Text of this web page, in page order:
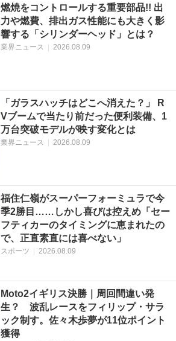
燃焼をコントロールする重要部品!! 出
力や燃費、排出ガス性能にも大きく影
響する「シリンダーヘッド」とは？
業界ニュース | 2026.08.09
「ガラスハッチはどこへ消えた？」 R
Vブームで当たり前だった便利装備、1
万台突破モデルが映す変化とは
業界ニュース | 2026.08.09
福住仁嶺がスーパーフォーミュラで今
季2勝目……しかし喜びは控えめ「セー
フティカーのタイミングに恵まれたの
で、正直素直には喜べない」
スポーツ | 2026.08.09
Moto2イギリス決勝｜周回間違い発
生？ 波乱レースをフィリップ・サラ
ック制す。佐々木歩夢が11位ポイント
獲得